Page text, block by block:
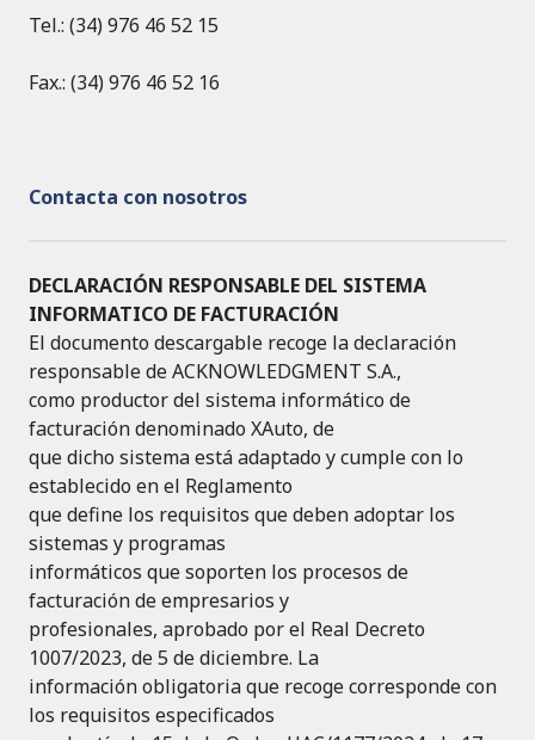
Tel.: (34) 976 46 52 15
Fax.: (34) 976 46 52 16
Contacta con nosotros
DECLARACIÓN RESPONSABLE DEL SISTEMA
INFORMATICO DE FACTURACIÓN
El documento descargable recoge la declaración
responsable de ACKNOWLEDGMENT S.A.,
como productor del sistema informático de
facturación denominado XAuto, de
que dicho sistema está adaptado y cumple con lo
establecido en el Reglamento
que define los requisitos que deben adoptar los
sistemas y programas
informáticos que soporten los procesos de
facturación de empresarios y
profesionales, aprobado por el Real Decreto
1007/2023, de 5 de diciembre. La
información obligatoria que recoge corresponde con
los requisitos especificados